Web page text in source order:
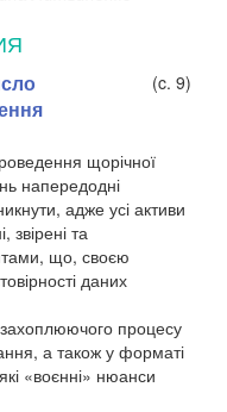
(c. 9)
щорічної
напередодні
адже усі активи
звірені та
що, своєю
даних
процесу
а також у форматі
«воєнні» нюанси